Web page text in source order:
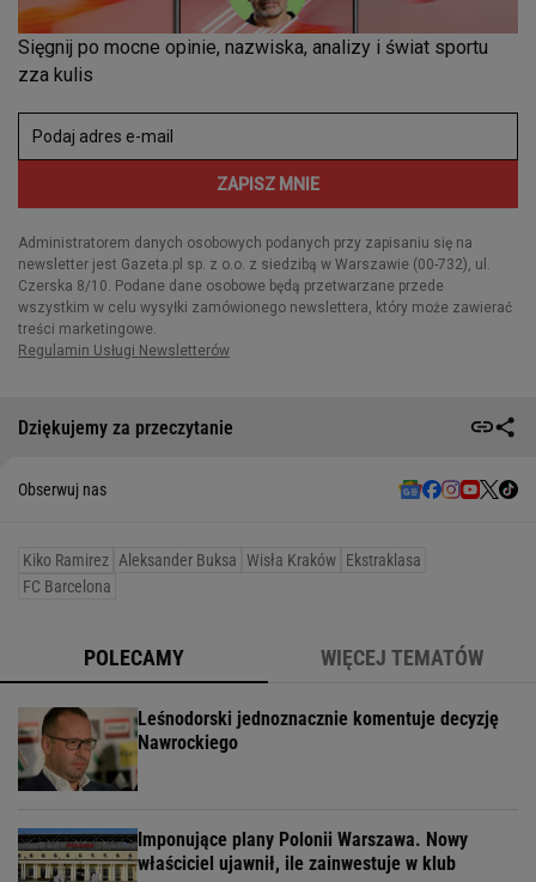
Dziękujemy za przeczytanie
Obserwuj nas
Kiko Ramirez Aleksander Buksa Wisła Kraków Ekstraklasa
FC Barcelona
POLECAMY WIĘCEJ TEMATÓW
Leśnodorski jednoznacznie komentuje decyzję
Nawrockiego
Imponujące plany Polonii Warszawa. Nowy
właściciel ujawnił, ile zainwestuje w klub